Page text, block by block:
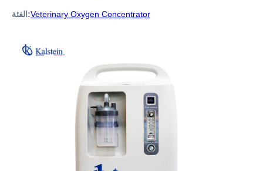
الفئة:Veterinary Oxygen Concentrator